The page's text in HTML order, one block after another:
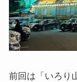
前回は「いろり